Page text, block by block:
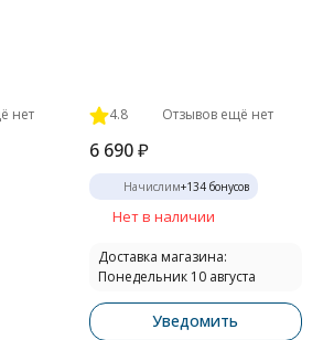
нет 4.8 Отзывов ещё нет
6 690 ₽
Начислим+134бонусов
Нет в наличии
Доставка магазина:
Понедельник 10 августа
Уведомить